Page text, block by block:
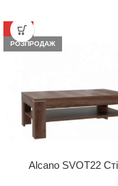
-35%
РОЗПРОДАЖ
Alcano SVOT22